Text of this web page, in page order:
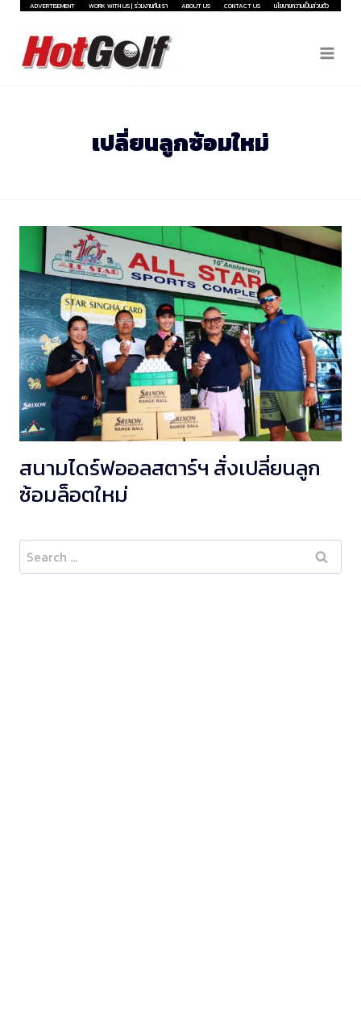
Skip
content
ADVERTISEMENT WORK WITH US | ร่วมงานกับเรา ABOUT US CONTACT US นโยบายความเป็นส่วนตัว
เปลี่ยนลูกซ้อมใหม่
สนามไดร์ฟออลสตาร์ฯ สั่งเปลี่ยนลูก
ซ้อมล็อตใหม่
Search
for: